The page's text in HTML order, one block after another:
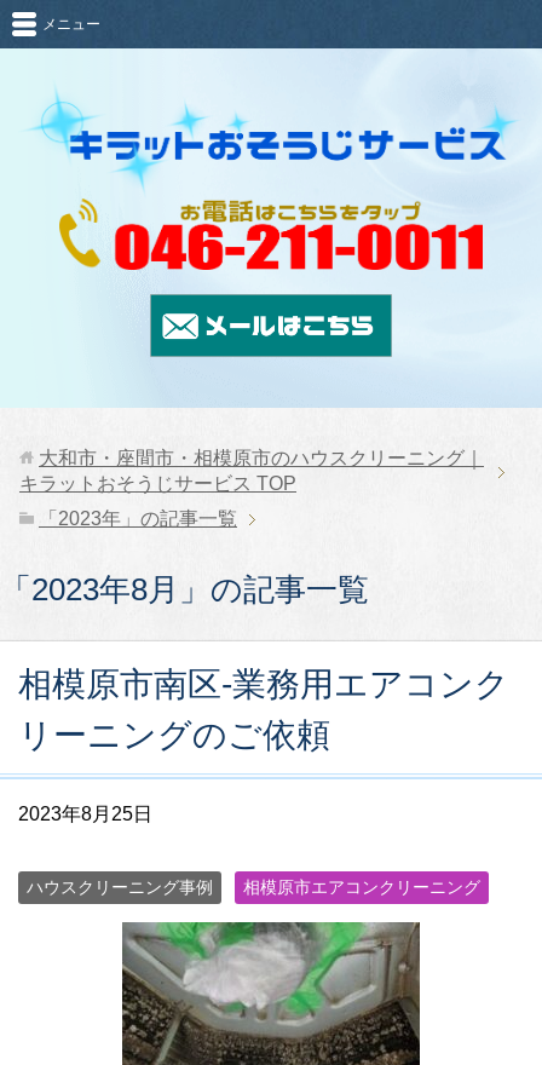
メニュー
大和市・座間市・相模原市のハウスクリーニング｜
キラットおそうじサービス TOP
「2023年」の記事一覧
「2023年8月」の記事一覧
相模原市南区-業務用エアコンク
リーニングのご依頼
2023年8月25日
ハウスクリーニング事例 相模原市エアコンクリーニング